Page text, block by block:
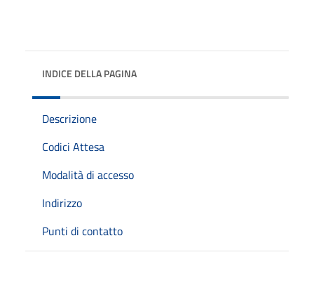
INDICE DELLA PAGINA
Descrizione
Codici Attesa
Modalità di accesso
Indirizzo
Punti di contatto